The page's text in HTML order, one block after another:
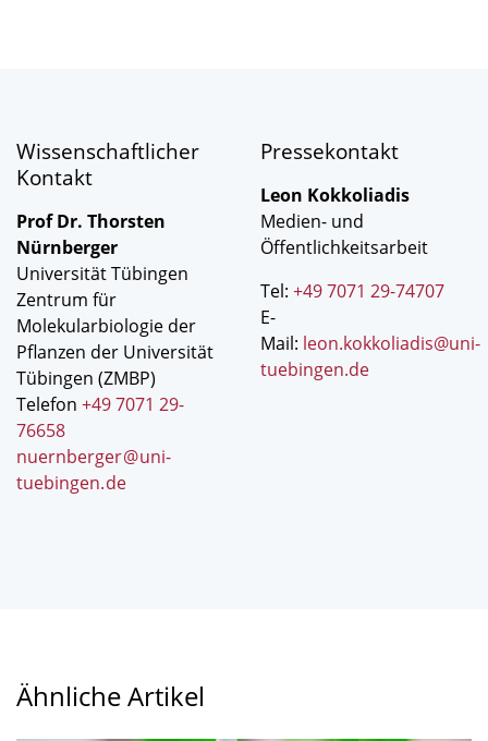
Wissenschaftlicher
Kontakt
Prof Dr. Thorsten
Nürnberger
Universität Tübingen
Zentrum für
Molekularbiologie der
Pflanzen der Universität
Tübingen (ZMBP)
Telefon +49 7071 29-
76658
nuernberger@uni-
tuebingen.de
Pressekontakt
Leon Kokkoliadis
Medien- und
Öffentlichkeitsarbeit
Tel: +49 7071 29-74707
E-
Mail: leon.kokkoliadis@uni-
tuebingen.de
Ähnliche Artikel